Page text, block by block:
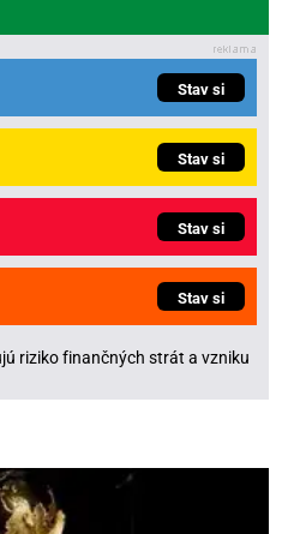
Stav si
Stav si
Stav si
Stav si
riziko finančných strát a vzniku